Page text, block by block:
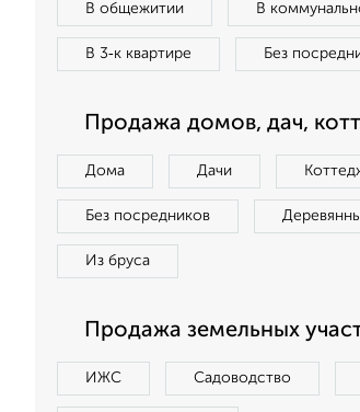
В общежитии В
В 3‑к квартире Без
Продажа домов, дач,
Дома Дачи
Без посредников
Из бруса
Продажа земельных
ИЖС Садоводство